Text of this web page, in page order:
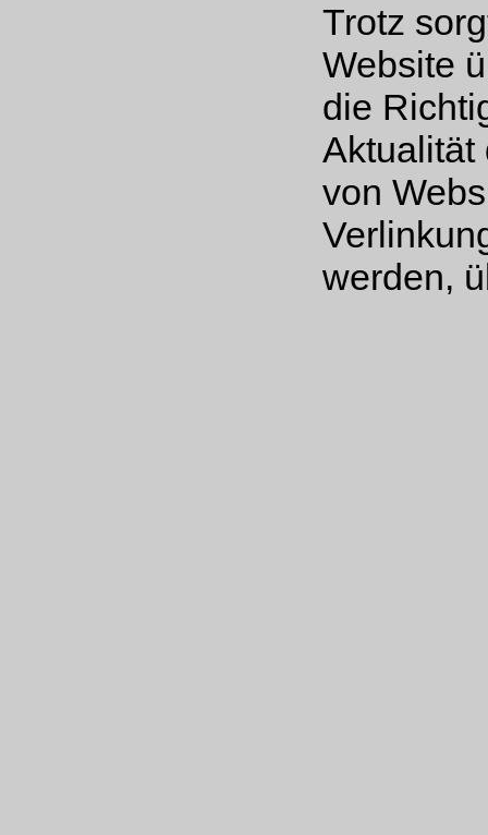
Trotz
Website
die
Aktualität
von
werden,